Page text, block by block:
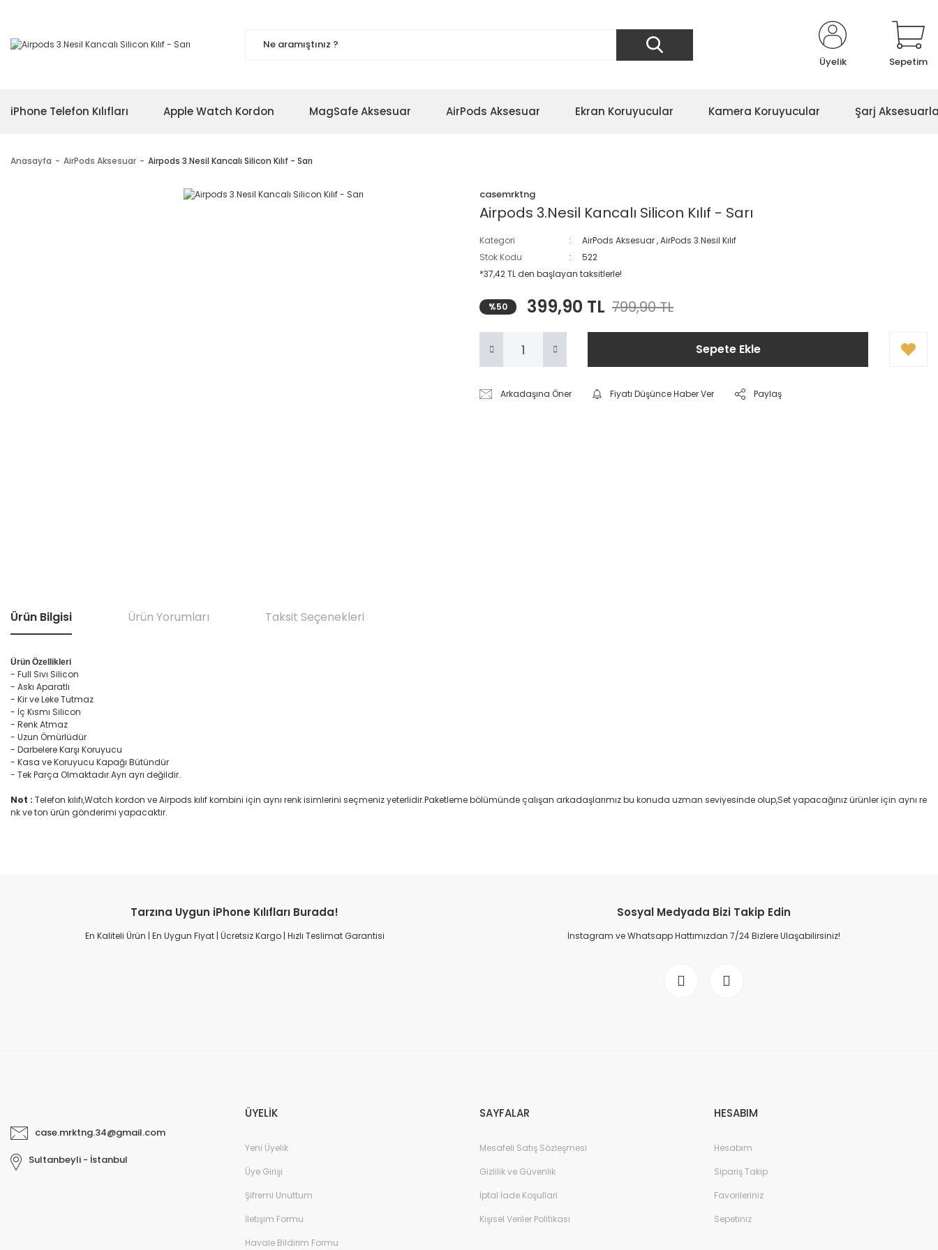
Üyelik Sepetim
iPhone Telefon Kılıfları Apple Watch Kordon MagSafe Aksesuar AirPods Aksesuar Ekran Koruyucular Kamera Koruyucular Şarj
Anasayfa AirPods Aksesuar Airpods 3.Nesil Kancalı Silicon Kılıf - Sarı
casemrktng
Airpods 3.Nesil Kancalı Silicon Kılıf - Sarı
Kategori AirPods Aksesuar,AirPods 3.Nesil Kılıf
Stok Kodu
522
*37,42 TL den başlayan taksitlerle!
%50 399,90 TL 799,90 TL
Sepete Ekle
Arkadaşına Öner Fiyatı Düşünce Haber Ver Paylaş
Ürün Bilgisi Ürün Yorumları Taksit Seçenekleri
Ürün Özellikleri
- Full Sıvı Silicon
- Askı Aparatlı
- Kir ve Leke Tutmaz
- İç Kısmı Silicon
- Renk Atmaz
- Uzun Ömürlüdür
- Darbelere Karşı Koruyucu
- Kasa ve Koruyucu Kapağı Bütündür
- Tek Parça Olmaktadır.Ayrı ayrı değildir.
Not : Telefon kılıfı,Watch kordon ve Airpods kılıf kombini için aynı renk isimlerini seçmeniz yeterlidir.Paketleme bölümünde çalışan arkadaşlarımız bu konuda uzman seviyesinde olup,Set yapacağınız ürünler için aynı re
nk ve ton ürün gönderimi yapacaktır.
Tarzına Uygun iPhone Kılıfları Burada!
En Kaliteli Ürün | En Uygun Fiyat | Ücretsiz Kargo | Hızlı Teslimat Garantisi
Sosyal Medyada Bizi Takip Edin
İnstagram ve Whatsapp Hattımızdan 7/24 Bizlere Ulaşabilirsiniz!
case.mrktng.34@gmail.com
Sultanbeyli - İstanbul
ÜYELİK
Yeni Üyelik
Üye Girişi
Şifremi Unuttum
İletişim Formu
Havale Bildirim Formu
SAYFALAR
Mesafeli Satış Sözleşmesi
Gizlilik ve Güvenlik
İptal İade Koşullari
Kişisel Veriler Politikası
HESABIM
Hesabım
Sipariş Takip
Favorileriniz
Sepetiniz